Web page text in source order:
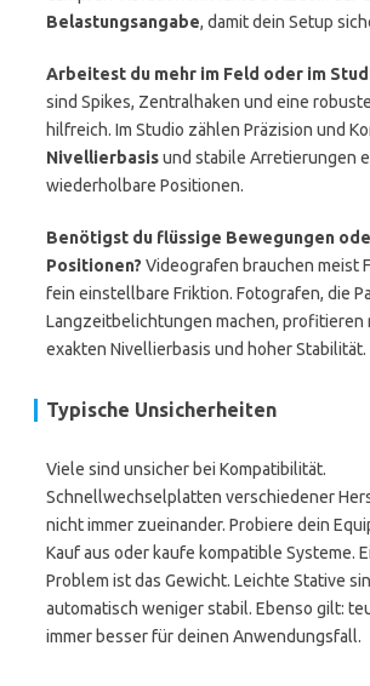
Belastungsangabe, damit dein Setup
Arbeitest du mehr im Feld oder im
sind Spikes, Zentralhaken und eine
hilfreich. Im Studio zählen Präzision und
Nivellierbasisund stabile Arretierungen
wiederholbare Positionen.
Benötigst du flüssige Bewegungen
Positionen? Videografen brauchen meist
fein einstellbare Friktion. Fotografen, die
Langzeitbelichtungen machen, profitieren
exakten Nivellierbasis und hoher Stabilität.
Typische Unsicherheiten
Viele sind unsicher bei Kompatibilität.
Schnellwechselplatten verschiedener
nicht immer zueinander. Probiere dein
Kauf aus oder kaufe kompatible Systeme.
Problem ist das Gewicht. Leichte Stative
automatisch weniger stabil. Ebenso gilt:
immer besser für deinen Anwendungsfall.